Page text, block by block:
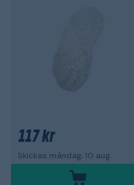
117 kr
Skickas måndag, 10 aug.